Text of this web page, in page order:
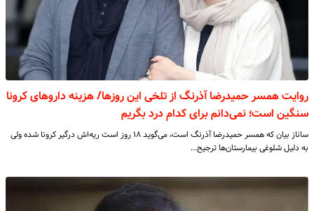
روایت همسر حمیدرضا آذرنگ از تلخی این روزها/ هزینه‌ داروهای کرونا
سنگین است؛ نمی‌دانم برای کدام درد بگریم
ساناز بیان که همسر حمیدرضا آذرنگ است، می‌گوید ۱۸ روز است ریه‌اش درگیر کرونا شده ولی
به دلیل شلوغی بیمارستان‌ها ترجیح…